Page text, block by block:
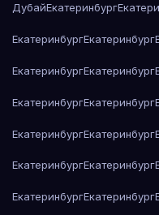
ДубайЕкатеринбург
ЕкатеринбургЕкатеринбург
ЕкатеринбургЕкатеринбург
ЕкатеринбургЕкатеринбург
ЕкатеринбургЕкатеринбург
ЕкатеринбургЕкатеринбург
ЕкатеринбургЕкатеринбург